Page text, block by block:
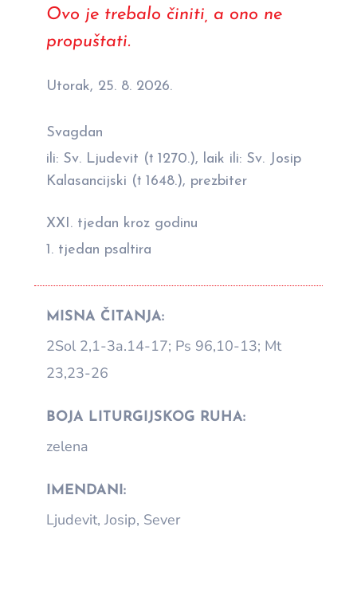
Ovo je trebalo činiti, a ono ne
propuštati.
Utorak, 25. 8. 2026.
Svagdan
ili: Sv. Ljudevit († 1270.), laik ili: Sv. Josip
Kalasancijski († 1648.), prezbiter
XXI. tjedan kroz godinu
1. tjedan psaltira
MISNA ČITANJA:
2Sol 2,1-3a.14-17; Ps 96,10-13; Mt
23,23-26
BOJA LITURGIJSKOG RUHA:
zelena
IMENDANI:
Ljudevit, Josip, Sever